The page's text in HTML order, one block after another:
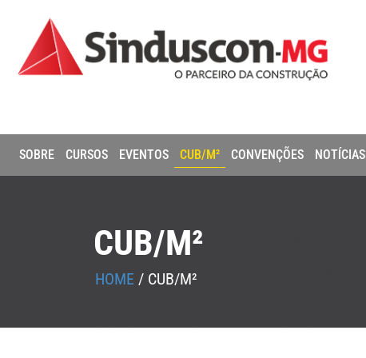
SOBRE CURSOS EVENTOS CUB/M² CONVENÇÕES NOTÍCIAS
CUB/M²
HOME / CUB/M²